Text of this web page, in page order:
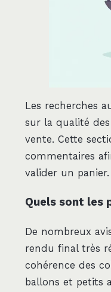
Les recherches
sur la qualité
vente. Cette
commentaires
valider un panier.
Quels sont les
De nombreux
rendu final très
cohérence des
ballons et petits